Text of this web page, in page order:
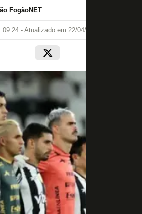
FogãoNET
09:24 - Atualizado em 22/04/25 às 18:11